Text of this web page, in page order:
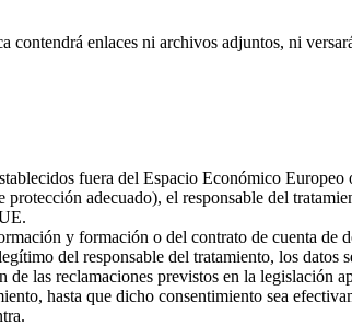
enlaces ni archivos adjuntos, ni
fuera del Espacio Económico
adecuado), el responsable del
y formación o del contrato de cuenta de
del responsable del tratamiento, los datos
las reclamaciones previstos en la legislación
hasta que dicho consentimiento sea